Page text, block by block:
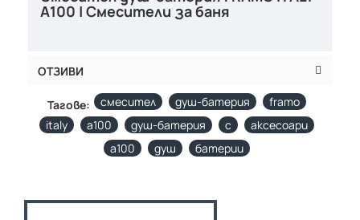
A100 | Смесители за баня
ОТЗИВИ
Тагове: смесител душ-батерия
framo
italy
a100 душ-батерия с
аксесоари
a100
душ батерии